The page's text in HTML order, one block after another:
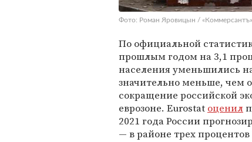
Фото: Роман Яровицын / «Коммерсантъ»
По официальной
прошлым годом на 3,1
населения уменьшились
значительно меньше, чем
сокращение российской
еврозоне. Eurostat оценил
2021 года России
— в районе трех